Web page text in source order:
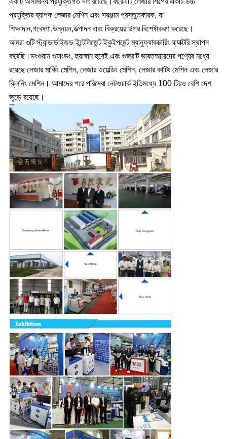
প্রযুক্তির ব্যাপক লেজার মেশিন এবং সরঞ্জাম প্রস্তুতকারক, যা
শিক্ষাদান,গবেষণা,উন্নয়ন,উত্পাদন এবং বিক্রয়ের উপর বিশেষীকরণ করেছে।
আমরা ৩টি স্ট্যান্ডার্ডাইজড ইন্টেলিজেন্ট ইকুইপমেন্ট ম্যানুফ্যাকচারিং ফ্যাক্টরি স্থাপন
করেছি। ডংগুয়ান গুয়াংডং, হুয়াঙ্গান হুবেই এবং গুজরাট ভারতআমাদের পণ্যের মধ্যে
রয়েছে লেজার মার্কিং মেশিন, লেজার ওয়েল্ডিং মেশিন, লেজার কাটিং মেশিন এবং লেজার
ক্লিনিং মেশিন। আমাদের পরে পরিষেবা নেটওয়ার্ক ইতিমধ্যে 100 টিরও বেশি দেশ
জুড়ে রয়েছে।